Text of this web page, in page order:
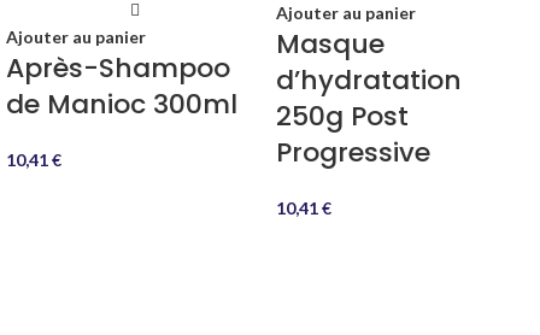
Ajouter au panier
Après-Shampoo
de Manioc 300ml
10,41€
Ajouter au panier
Masque
d’hydratation
250g Post
Progressive
10,41€